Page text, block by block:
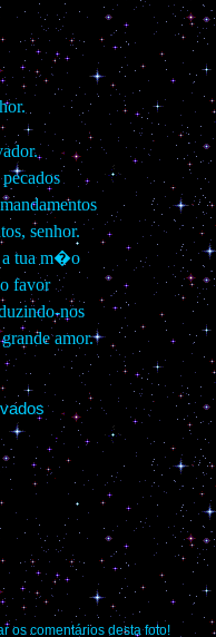
senhor.
a tua m�o
favor
nos
amor.
os comentários desta foto!